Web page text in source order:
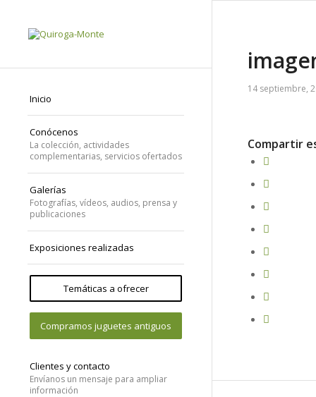
Inicio
Conócenos
La colección, actividades
complementarias, servicios ofertados
Galerías
Fotografías, vídeos, audios, prensa y
publicaciones
Exposiciones realizadas
Temáticas a ofrecer
Compramos juguetes antiguos
Clientes y contacto
Envíanos un mensaje para ampliar
información
14 septiembre,
Compartir